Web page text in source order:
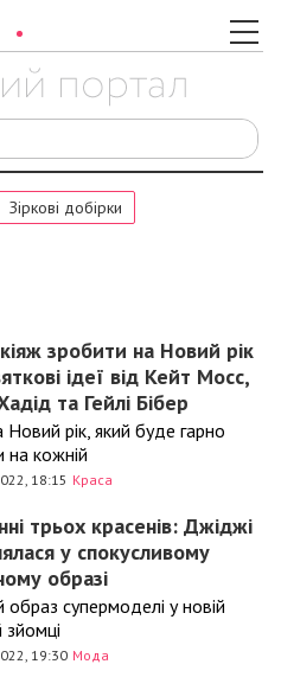
Зіркові добірки
зробити на Новий рік
ідеї від Кейт Мосс,
та Гейлі Бібер
Новий рік, який буде гарно
на кожній
18:15 Краса
трьох красенів: Джіджі
у спокусливому
образі
образ супермоделі у новій
зйомці
19:30 Мода